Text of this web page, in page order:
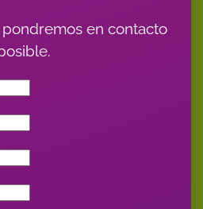
pondremos en contacto